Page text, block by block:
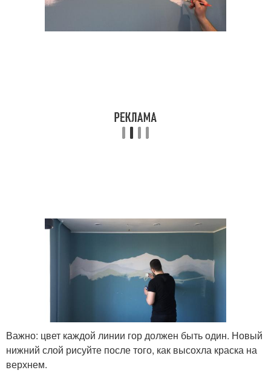
Важно: цвет каждой линии гор должен быть один. Новый
нижний слой рисуйте после того, как высохла краска на
верхнем.